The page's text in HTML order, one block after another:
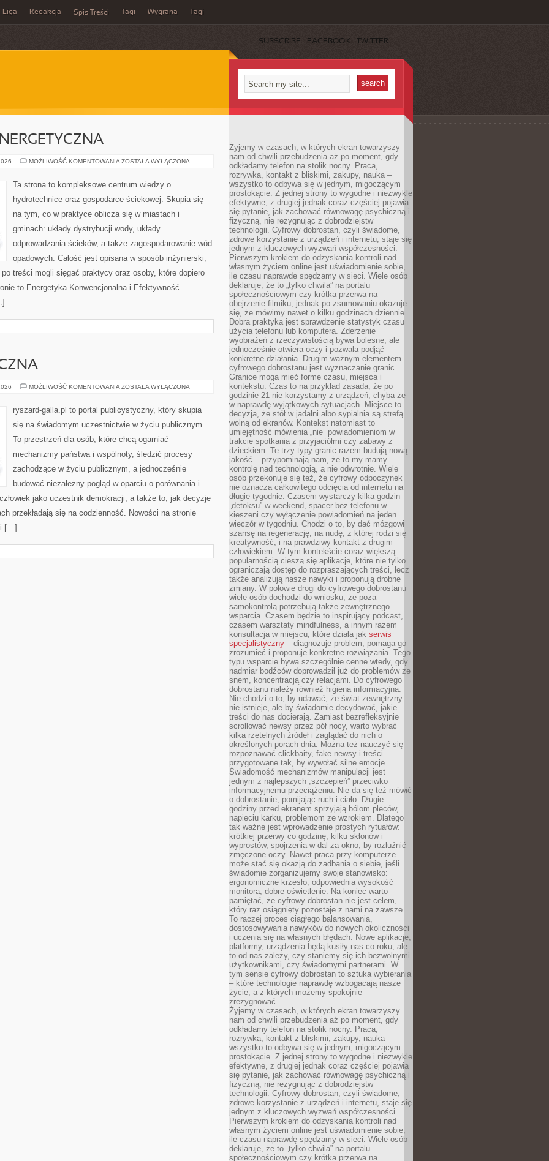
Liga Redakcja Spis Treści Tagi Wygrana Tagi
SUBSCRIBE FACEBOOK TWITTER
MOŻLIWOŚĆ KOMENTOWANIA EFEKTYWNOŚĆ
ZOSTAŁA WYŁĄCZONA
Ta strona to kompleksowe centrum wiedzy o
hydrotechnice oraz gospodarce ściekowej. Skupia się
na tym, co w praktyce oblicza się w miastach i
gminach: układy dystrybucji wody, układy
odprowadzania ścieków, a także zagospodarowanie wód
opadowych. Całość jest opisana w sposób inżynierski,
treści mogli sięgać praktycy oraz osoby, które dopiero
to Energetyka Konwencjonalna i Efektywność
MOŻLIWOŚĆ KOMENTOWANIA HISTORIA
ZOSTAŁA WYŁĄCZONA
ryszard-galla.pl to portal publicystyczny, który skupia
się na świadomym uczestnictwie w życiu publicznym.
To przestrzeń dla osób, które chcą ogarniać
mechanizmy państwa i wspólnoty, śledzić procesy
zachodzące w życiu publicznym, a jednocześnie
budować niezależny pogląd w oparciu o porównania i
jako uczestnik demokracji, a także to, jak decyzje
przekładają się na codzienność. Nowości na stronie
i […]
Żyjemy w czasach, w których ekran towarzyszy
nam od chwili przebudzenia aż po moment, gdy
odkładamy telefon na stolik nocny. Praca,
rozrywka, kontakt z bliskimi, zakupy, nauka –
wszystko to odbywa się w jednym, migoczącym
prostokącie. Z jednej strony to wygodne i niezwykle
efektywne, z drugiej jednak coraz częściej pojawia
się pytanie, jak zachować równowagę psychiczną i
fizyczną, nie rezygnując z dobrodziejstw
technologii. Cyfrowy dobrostan, czyli świadome,
zdrowe korzystanie z urządzeń i internetu, staje się
jednym z kluczowych wyzwań współczesności.
Pierwszym krokiem do odzyskania kontroli nad
własnym życiem online jest uświadomienie sobie,
ile czasu naprawdę spędzamy w sieci. Wiele osób
deklaruje, że to „tylko chwila” na portalu
społecznościowym czy krótka przerwa na
obejrzenie filmiku, jednak po zsumowaniu okazuje
się, że mówimy nawet o kilku godzinach dziennie.
Dobrą praktyką jest sprawdzenie statystyk czasu
użycia telefonu lub komputera. Zderzenie
wyobrażeń z rzeczywistością bywa bolesne, ale
jednocześnie otwiera oczy i pozwala podjąć
konkretne działania. Drugim ważnym elementem
cyfrowego dobrostanu jest wyznaczanie granic.
Granice mogą mieć formę czasu, miejsca i
kontekstu. Czas to na przykład zasada, że po
godzinie 21 nie korzystamy z urządzeń, chyba że
w naprawdę wyjątkowych sytuacjach. Miejsce to
decyzja, że stół w jadalni albo sypialnia są strefą
wolną od ekranów. Kontekst natomiast to
umiejętność mówienia „nie” powiadomieniom w
trakcie spotkania z przyjaciółmi czy zabawy z
dzieckiem. Te trzy typy granic razem budują nową
jakość – przypominają nam, że to my mamy
kontrolę nad technologią, a nie odwrotnie. Wiele
osób przekonuje się też, że cyfrowy odpoczynek
nie oznacza całkowitego odcięcia od internetu na
długie tygodnie. Czasem wystarczy kilka godzin
„detoksu” w weekend, spacer bez telefonu w
kieszeni czy wyłączenie powiadomień na jeden
wieczór w tygodniu. Chodzi o to, by dać mózgowi
szansę na regenerację, na nudę, z której rodzi się
kreatywność, i na prawdziwy kontakt z drugim
człowiekiem. W tym kontekście coraz większą
popularnością cieszą się aplikacje, które nie tylko
ograniczają dostęp do rozpraszających treści, lecz
także analizują nasze nawyki i proponują drobne
zmiany. W połowie drogi do cyfrowego dobrostanu
wiele osób dochodzi do wniosku, że poza
samokontrolą potrzebują także zewnętrznego
wsparcia. Czasem będzie to inspirujący podcast,
czasem warsztaty mindfulness, a innym razem
konsultacja w miejscu, które działa jak serwis
specjalistyczny – diagnozuje problem, pomaga go
zrozumieć i proponuje konkretne rozwiązania. Tego
typu wsparcie bywa szczególnie cenne wtedy, gdy
nadmiar bodźców doprowadził już do problemów ze
snem, koncentracją czy relacjami. Do cyfrowego
dobrostanu należy również higiena informacyjna.
Nie chodzi o to, by udawać, że świat zewnętrzny
nie istnieje, ale by świadomie decydować, jakie
treści do nas docierają. Zamiast bezrefleksyjnie
scrollować newsy przez pół nocy, warto wybrać
kilka rzetelnych źródeł i zaglądać do nich o
określonych porach dnia. Można też nauczyć się
rozpoznawać clickbaity, fake newsy i treści
przygotowane tak, by wywołać silne emocje.
Świadomość mechanizmów manipulacji jest
jednym z najlepszych „szczepień” przeciwko
informacyjnemu przeciążeniu. Nie da się też mówić
o dobrostanie, pomijając ruch i ciało. Długie
godziny przed ekranem sprzyjają bólom pleców,
napięciu karku, problemom ze wzrokiem. Dlatego
tak ważne jest wprowadzenie prostych rytuałów:
krótkiej przerwy co godzinę, kilku skłonów i
wyprostów, spojrzenia w dal za okno, by rozluźnić
zmęczone oczy. Nawet praca przy komputerze
może stać się okazją do zadbania o siebie, jeśli
świadomie zorganizujemy swoje stanowisko:
ergonomiczne krzesło, odpowiednia wysokość
monitora, dobre oświetlenie. Na koniec warto
pamiętać, że cyfrowy dobrostan nie jest celem,
który raz osiągnięty pozostaje z nami na zawsze.
To raczej proces ciągłego balansowania,
dostosowywania nawyków do nowych okoliczności
i uczenia się na własnych błędach. Nowe aplikacje,
platformy, urządzenia będą kusiły nas co roku, ale
to od nas zależy, czy staniemy się ich bezwolnymi
użytkownikami, czy świadomymi partnerami. W
tym sensie cyfrowy dobrostan to sztuka wybierania
– które technologie naprawdę wzbogacają nasze
życie, a z których możemy spokojnie
zrezygnować.
Żyjemy w czasach, w których ekran towarzyszy
nam od chwili przebudzenia aż po moment, gdy
odkładamy telefon na stolik nocny. Praca,
rozrywka, kontakt z bliskimi, zakupy, nauka –
wszystko to odbywa się w jednym, migoczącym
prostokącie. Z jednej strony to wygodne i niezwykle
efektywne, z drugiej jednak coraz częściej pojawia
się pytanie, jak zachować równowagę psychiczną i
fizyczną, nie rezygnując z dobrodziejstw
technologii. Cyfrowy dobrostan, czyli świadome,
zdrowe korzystanie z urządzeń i internetu, staje się
jednym z kluczowych wyzwań współczesności.
Pierwszym krokiem do odzyskania kontroli nad
własnym życiem online jest uświadomienie sobie,
ile czasu naprawdę spędzamy w sieci. Wiele osób
deklaruje, że to „tylko chwila” na portalu
społecznościowym czy krótka przerwa na